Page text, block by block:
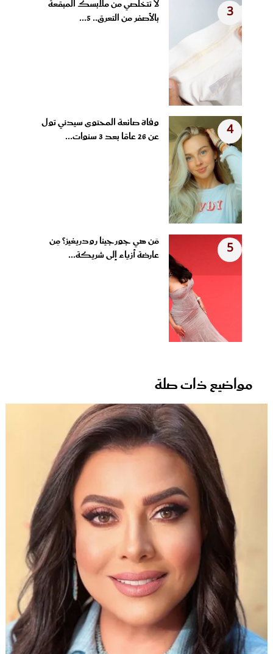
3
لا تتخلصي من ملابسك المبقعة
بالأصفر من التعرق.. 5...
4
وفاة صانعة المحتوى سيدني تول
عن 26 عامًا بعد 3 سنوات...
5
مَن هي جورجينا رودريغيز؟ مِن
عارضة أزياء إلى شريكة...
مواضيع ذات صلة